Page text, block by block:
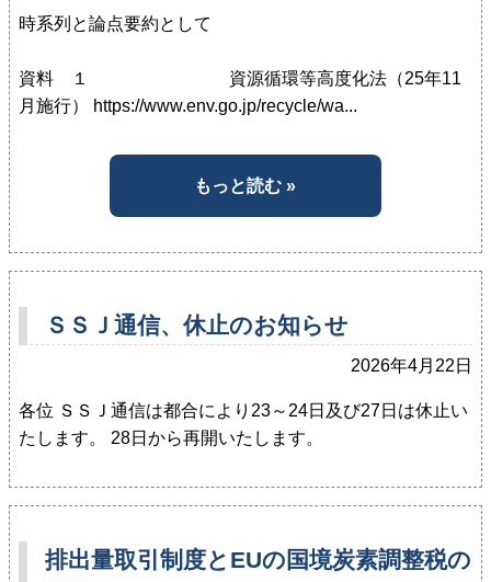
時系列と論点要約として
資料 １ 資源循環等高度化法（25年11
月施行） https://www.env.go.jp/recycle/wa...
もっと読む »
ＳＳＪ通信、休止のお知らせ
2026年4月22日
各位 ＳＳＪ通信は都合により23～24日及び27日は休止い
たします。 28日から再開いたします。
排出量取引制度とEUの国境炭素調整税の